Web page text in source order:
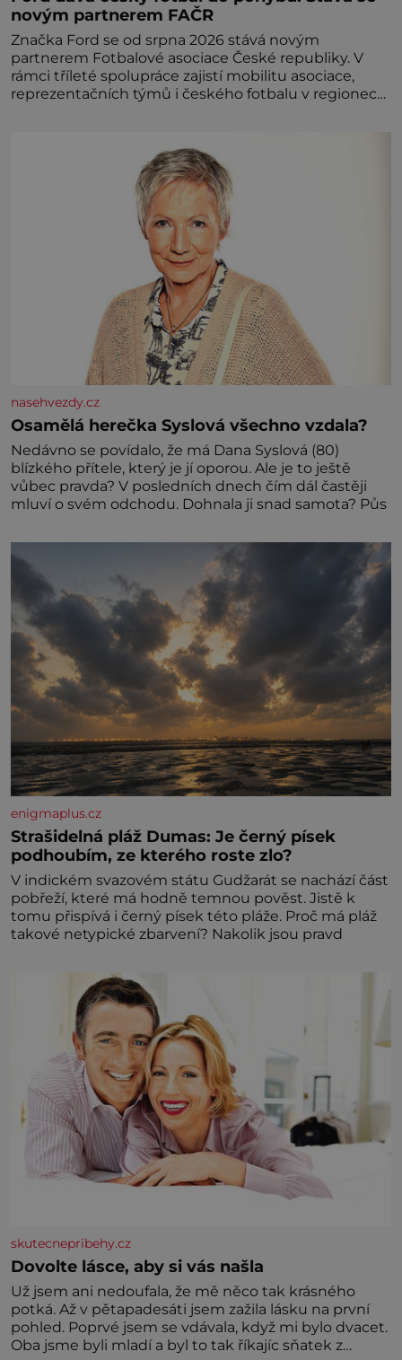
novým partnerem FAČR
Značka Ford se od srpna 2026 stává novým
partnerem Fotbalové asociace České republiky. V
rámci tříleté spolupráce zajistí mobilitu asociace,
reprezentačních týmů i českého fotbalu v regionech.
nasehvezdy.cz
Osamělá herečka Syslová všechno vzdala?
Nedávno se povídalo, že má Dana Syslová (80)
blízkého přítele, který je jí oporou. Ale je to ještě
vůbec pravda? V posledních dnech čím dál častěji
mluví o svém odchodu. Dohnala ji snad samota? Půs
enigmaplus.cz
Strašidelná pláž Dumas: Je černý písek
podhoubím, ze kterého roste zlo?
V indickém svazovém státu Gudžarát se nachází část
pobřeží, které má hodně temnou pověst. Jistě k
tomu přispívá i černý písek této pláže. Proč má pláž
takové netypické zbarvení? Nakolik jsou pravd
skutecnepribehy.cz
Dovolte lásce, aby si vás našla
Už jsem ani nedoufala, že mě něco tak krásného
potká. Až v pětapadesáti jsem zažila lásku na první
pohled. Poprvé jsem se vdávala, když mi bylo dvacet.
Oba jsme byli mladí a byl to tak říkajíc sňatek z